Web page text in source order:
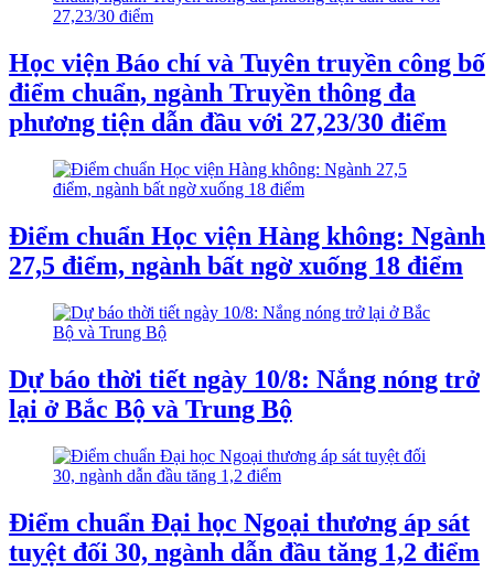
Học viện Báo chí và Tuyên truyền công bố
điểm chuẩn, ngành Truyền thông đa
phương tiện dẫn đầu với 27,23/30 điểm
Điểm chuẩn Học viện Hàng không: Ngành
27,5 điểm, ngành bất ngờ xuống 18 điểm
Dự báo thời tiết ngày 10/8: Nắng nóng trở
lại ở Bắc Bộ và Trung Bộ
Điểm chuẩn Đại học Ngoại thương áp sát
tuyệt đối 30, ngành dẫn đầu tăng 1,2 điểm